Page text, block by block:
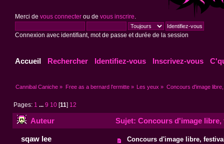
Merci de vous connecterou de vous inscrire
Connexion avec identifiant, mot de passe et durée de la session
Accueil Rechercher Identifiez-vous Inscrivez-vous
Cannibal Caniche » Free as a bernard l'ermitte» Les yeux » Concours d'image
Pages: 1 ...9 10 [11] 12
Auteur Sujet: Concours d'image
sqaw lee Concours d'image libre,